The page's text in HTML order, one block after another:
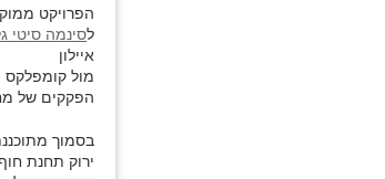
הפרויקט
לסינמה סיטי
איילון
הפקקים של
בסמוך
ירוק תחנת